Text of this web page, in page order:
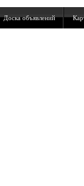
Доска объявлений